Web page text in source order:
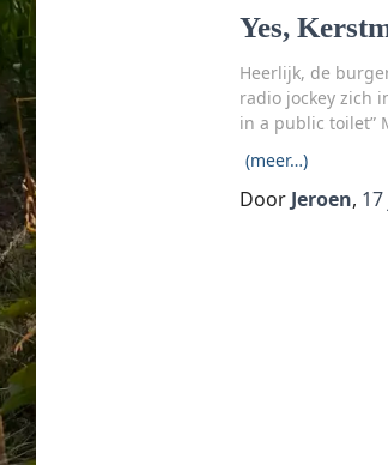
Yes,
Heerlijk, de
radio jockey zich
in a public toilet”
(meer…)
Door Jeroen,